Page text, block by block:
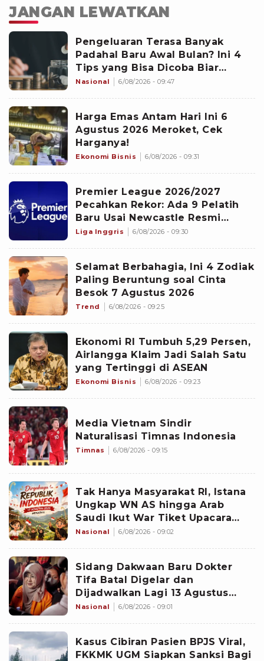
JANGAN LEWATKAN
Pengeluaran Terasa Banyak
Padahal Baru Awal Bulan? Ini 4
Tips yang Bisa Dicoba Biar
Pengeluaran Lebih Teratur!
Nasional 6/08/2026 - 09:47
Harga Emas Antam Hari Ini 6
Agustus 2026 Meroket, Cek
Harganya!
Ekonomi Bisnis 6/08/2026 - 09:31
Premier League 2026/2027
Pecahkan Rekor: Ada 9 Pelatih
Baru Usai Newcastle Resmi
Tunjuk Matthias Jaissle
Liga Inggris 6/08/2026 - 09:30
Selamat Berbahagia, Ini 4 Zodiak
Paling Beruntung soal Cinta
Besok 7 Agustus 2026
Trend 6/08/2026 - 09:25
Ekonomi RI Tumbuh 5,29 Persen,
Airlangga Klaim Jadi Salah Satu
yang Tertinggi di ASEAN
Ekonomi Bisnis 6/08/2026 - 09:23
Media Vietnam Sindir
Naturalisasi Timnas Indonesia
Timnas 6/08/2026 - 09:15
Tak Hanya Masyarakat RI, Istana
Ungkap WN AS hingga Arab
Saudi Ikut War Tiket Upacara
HUT ke-81
Nasional 6/08/2026 - 09:02
Sidang Dakwaan Baru Dokter
Tifa Batal Digelar dan
Dijadwalkan Lagi 13 Agustus
2026, PN Jaktim Ungkap
Nasional 6/08/2026 - 09:01
Kasus Cibiran Pasien BPJS Viral,
FKKMK UGM Siapkan Sanksi Bagi